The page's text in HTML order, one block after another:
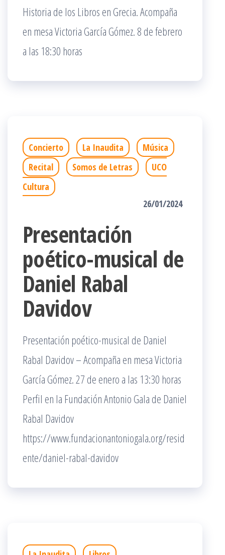
Historia de los Libros en Grecia. Acompaña
en mesa Victoria García Gómez. 8 de febrero
a las 18:30 horas
Concierto La Inaudita
Música
Recital
Somos de Letras
UCO
Cultura
26/01/2024
Presentación
poético-musical de
Daniel Rabal
Davidov
Presentación poético-musical de Daniel
Rabal Davidov – Acompaña en mesa Victoria
García Gómez. 27 de enero a las 13:30 horas
Perfil en la Fundación Antonio Gala de Daniel
Rabal Davidov
https://www.fundacionantoniogala.org/resid
ente/daniel-rabal-davidov